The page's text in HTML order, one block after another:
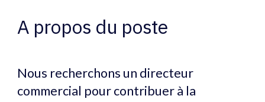
A propos du poste
Nous recherchons un directeur
commercial pour contribuer à la